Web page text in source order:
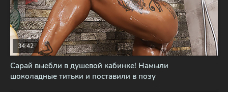
Сарай выебли в душевой кабинке! Намыли
шоколадные титьки и поставили в позу
34:42